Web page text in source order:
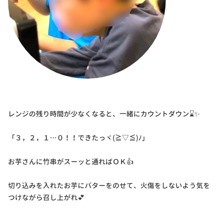
レンジの残り時間が少なくなると、一緒にカウントダウン⌛✨
「３，２，１…０！！できたっヾ(≧▽≦)ﾉ」
お芋さんに竹串がスーッと通ればＯＫ👍
切り込みを入れたお芋にバターをのせて、火傷をしないよう気を
つけながら召し上がれ💕